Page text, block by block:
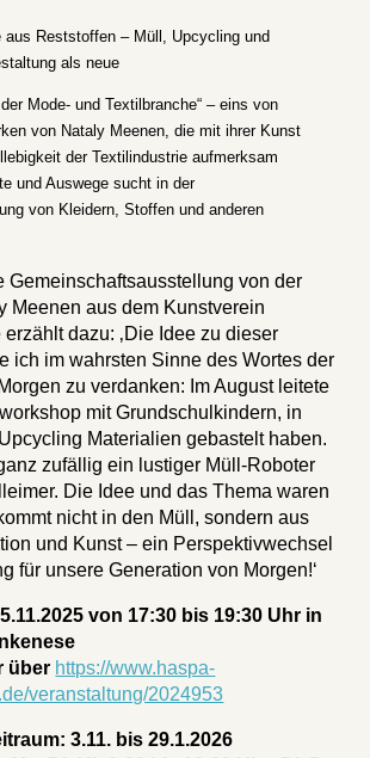
aus Reststoffen – Müll, Upcycling und
als neue
Mode- und Textilbranche“ – eins von
von Nataly Meenen, die mit ihrer Kunst
der Textilindustrie aufmerksam
und Auswege sucht in der
von Kleidern, Stoffen und anderen
Gemeinschaftsausstellung von der
Meenen aus dem Kunstverein
dazu: ‚Die Idee zu dieser
ich im wahrsten Sinne des Wortes der
zu verdanken: Im August leitete
mit Grundschulkindern, in
Materialien gebastelt haben.
zufällig ein lustiger Müll-Roboter
Die Idee und das Thema waren
nicht in den Müll, sondern aus
und Kunst – ein Perspektivwechsel
für unsere Generation von Morgen!‘
von 17:30 bis 19:30 Uhr in
über https://www.haspa-
veranstaltung/2024953
3.11. bis 29.1.2026